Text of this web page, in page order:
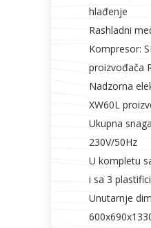
hlađenje
Rashladni
Kompresor:
proizvođača
Nadzorna
XW60L
Ukupna
230V/50Hz
U kompletu
i sa 3
Unutarnje